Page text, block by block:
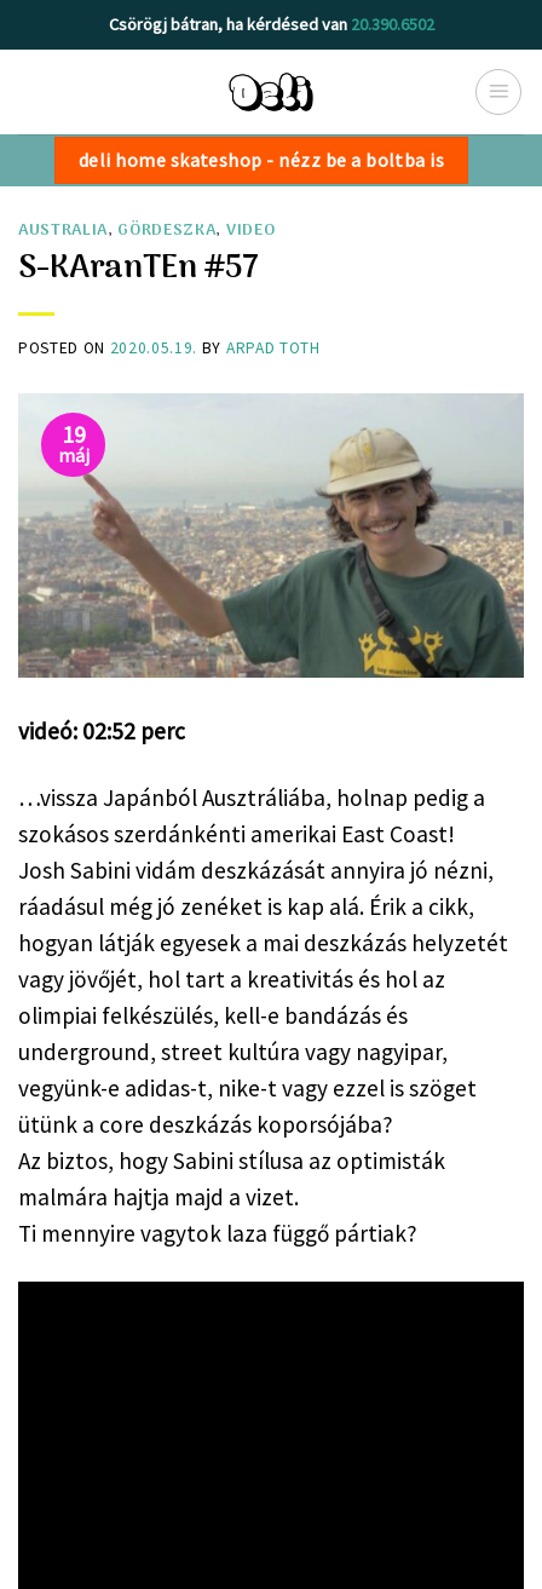
to
Csörögj bátran, ha kérdésed van 20.390.6502
deli home skateshop - nézz be a boltba is
AUSTRALIA, GÖRDESZKA, VIDEO
S-KAranTEn #57
POSTED ON 2020.05.19. BY ARPAD TOTH
19
máj
videó: 02:52 perc
…vissza Japánból Ausztráliába, holnap pedig a
szokásos szerdánkénti amerikai East Coast!
Josh Sabini vidám deszkázását annyira jó nézni,
ráadásul még jó zenéket is kap alá. Érik a cikk,
hogyan látják egyesek a mai deszkázás helyzetét
vagy jövőjét, hol tart a kreativitás és hol az
olimpiai felkészülés, kell-e bandázás és
underground, street kultúra vagy nagyipar,
vegyünk-e adidas-t, nike-t vagy ezzel is szöget
ütünk a core deszkázás koporsójába?
Az biztos, hogy Sabini stílusa az optimisták
malmára hajtja majd a vizet.
Ti mennyire vagytok laza függő pártiak?